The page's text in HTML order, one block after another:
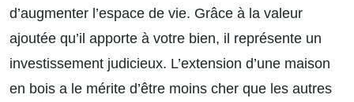
d’augmenter l’espace de vie. Grâce à la valeur
ajoutée qu’il apporte à votre bien, il représente un
investissement judicieux. L’extension d’une maison
en bois a le mérite d’être moins cher que les autres